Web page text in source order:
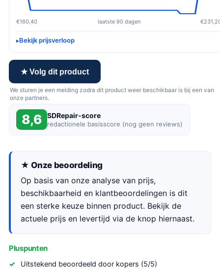
€160,40 laatste 90 dagen
Bekijk prijsverloop
★ Volg dit product
We sturen je een melding zodra dit product weer beschikbaar is bij een van
onze partners.
8,6 SDRepair-score
redactionele basisscore (nog geen reviews)
★ Onze beoordeling
Op basis van onze analyse van prijs,
beschikbaarheid en klantbeoordelingen is dit
een sterke keuze binnen product. Bekijk de
actuele prijs en levertijd via de knop hiernaast.
Pluspunten
Uitstekend beoordeeld door kopers (5/5)